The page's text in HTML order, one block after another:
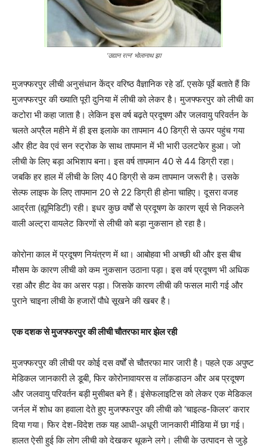
‘उद्यान रत्न’ भोलानाथ झा
मुजफ्फरपुर लीची अनुसंधान केंद्र वरिष्ठ वैज्ञानिक रहे डाॅ. एसके पूर्वे बताते हैं कि
मुजफ्फरपुर की ख्याति पूरी दुनिया में लीची को लेकर है। मुजफ्फरपुर को लीची का
कटोरा भी कहा जाता है। लेकिन इस वर्ष बढ़ते प्रदूषण और जलवायु परिवर्तन के
चलते अप्रैल महीने में ही इस इलाके का तापमान 40 डिग्री से ऊपर पहुंच गया
और हीट वेव एवं सन स्ट्रोक के साथ तापमान में भी भारी उलटफेर हुआ। जो
लीची के लिए बड़ा अभिशाप बना। इस वर्ष तापमान 40 से 44 डिग्री रहा।
जबकि हर हाल में लीची के लिए 40 डिग्री से कम तापमान जरूरी है। उसके
सेल्फ लाइफ के लिए तापमान 20 से 22 डिग्री ही होना चाहिए। दूसरा वजह
आर्द्रता (ह्यूमिडिटी) रही। इधर कुछ वर्षों से प्रदूषण के कारण सूर्य से निकलने
वाली अल्ट्रा वायलेट किरणों से लीची को बड़ा नुकसान हो रहा है।
कोरोना काल में प्रदूषण नियंत्रण में था। आबोहवा भी अच्छी थी और इस बीच
मौसम के कारण लीची को कम नुकसान उठाना पड़ा। इस वर्ष प्रदूषण भी अधिक
रहा और हीट वेव का असर पड़ा। जिसके कारण लीची की फसल मारी गई और
पुराने चाइना लीची के हजारों पौधे सूखने की खबर है।
एक दशक से मुजफ्फरपुर की लीची चौतरफा मार झेल रही
मुजफ्फरपुर की लीची पर कोई दस वर्षों से चौतरफा मार जारी है। पहले एक अपुष्ट
मेडिकल जानकारी ले डूबी, फिर कोरोनावायरस व लॉकडाउन और अब प्रदूषण
और जलवायु परिवर्तन बड़ी मुसीबत बने हैं। इंसेफलाइटिस को लेकर एक मेडिकल
जर्नल में शोध का हवाला देते हुए मुजफ्फरपुर की लीची को ‘चाइल्ड-किलर’ करार
दिया गया। फिर देश-विदेश तक यह आधी-अधूरी जानकारी मीडिया में छा गई।
हालत ऐसी हुई कि लोग लीची को देखकर थूकने लगे। लीची के उत्पादन से जुड़े